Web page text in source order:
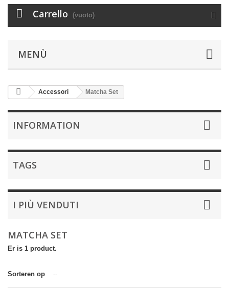
Carrello (vuoto)
MENÙ
Accessori Matcha Set
INFORMATION
TAGS
I PIÙ VENDUTI
MATCHA SET
Er is 1 product.
Sorteren op --